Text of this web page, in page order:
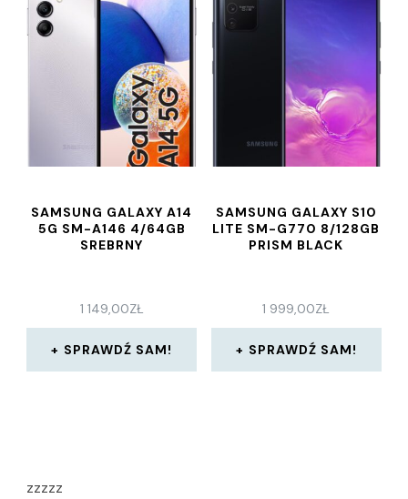
SAMSUNG GALAXY A14
5G SM-A146 4/64GB
SREBRNY
1 149,00ZŁ
SPRAWDŹ SAM!
SAMSUNG GALAXY S10
LITE SM-G770 8/128GB
PRISM BLACK
1 999,00ZŁ
SPRAWDŹ SAM!
zzzzz